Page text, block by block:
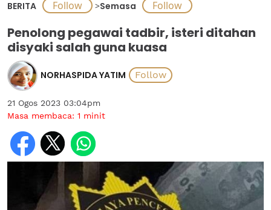
BERITA >Semasa
Penolong pegawai tadbir, isteri ditahan
disyaki salah guna kuasa
NORHASPIDA YATIM
21 Ogos 2023 03:04pm
Masa membaca: 1 minit